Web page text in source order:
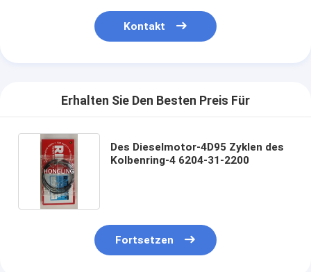
Kontakt
Erhalten Sie Den Besten Preis Für
Des Dieselmotor-4D95 Zyklen des
Kolbenring-4 6204-31-2200
Fortsetzen